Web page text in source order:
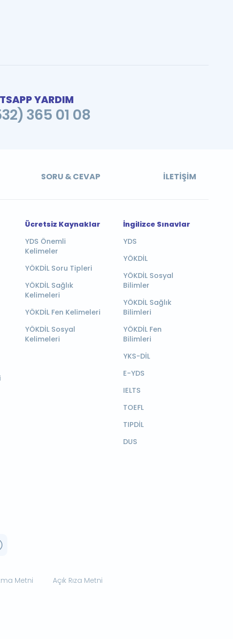
YARDIM
365 01 08
SORU & CEVAP İLETIŞIM
Ücretsiz Kaynaklar
YDS Önemli
Kelimeler
YÖKDİL Soru Tipleri
YÖKDİL Sağlık
Kelimeleri
YÖKDİL Fen Kelimeleri
YÖKDİL Sosyal
Kelimeleri
İngilizce Sınavlar
YDS
YÖKDİL
YÖKDİL Sosyal
Bilimler
YÖKDİL Sağlık
Bilimleri
YÖKDİL Fen
Bilimleri
YKS-DİL
E-YDS
IELTS
TOEFL
TIPDİL
DUS
Metni Açık Rıza Metni